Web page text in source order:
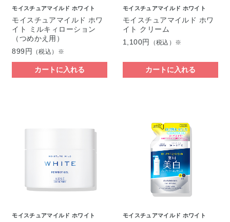
モイスチュアマイルド ホワイト
モイスチュアマイルド ホワ
イト ミルキィローション
（つめかえ用）
899円
（税込）※
カートに入れる
モイスチュアマイルド ホワイト
モイスチュアマイルド ホワ
イト クリーム
1,100円
（税込）※
カートに入れる
モイスチュアマイルド ホワイト モイスチュアマイルド ホワイト